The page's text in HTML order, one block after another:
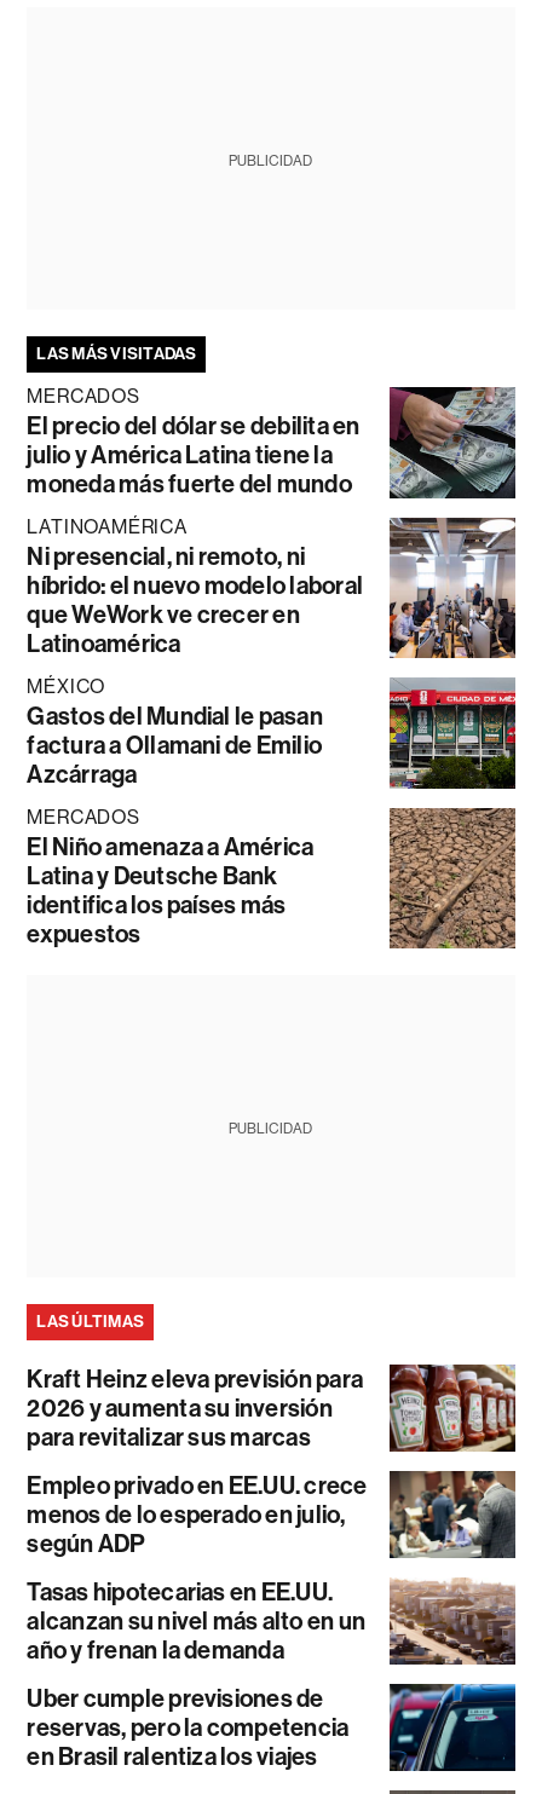
PUBLICIDAD
LAS MÁS VISITADAS
MERCADOS
El precio del dólar se debilita en
julio y América Latina tiene la
moneda más fuerte del mundo
LATINOAMÉRICA
Ni presencial, ni remoto, ni
híbrido: el nuevo modelo laboral
que WeWork ve crecer en
Latinoamérica
MÉXICO
Gastos del Mundial le pasan
factura a Ollamani de Emilio
Azcárraga
MERCADOS
El Niño amenaza a América
Latina y Deutsche Bank
identifica los países más
expuestos
PUBLICIDAD
LAS ÚLTIMAS
Kraft Heinz eleva previsión para
2026 y aumenta su inversión
para revitalizar sus marcas
Empleo privado en EE.UU. crece
menos de lo esperado en julio,
según ADP
Tasas hipotecarias en EE.UU.
alcanzan su nivel más alto en un
año y frenan la demanda
Uber cumple previsiones de
reservas, pero la competencia
en Brasil ralentiza los viajes